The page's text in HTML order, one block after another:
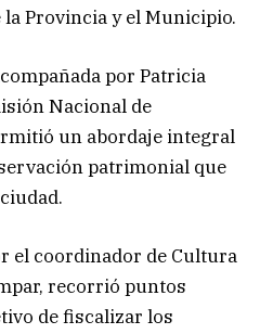
Provincia y el Municipio.
por Patricia
Nacional de
un abordaje integral
patrimonial que
el coordinador de Cultura
recorrió puntos
de fiscalizar los